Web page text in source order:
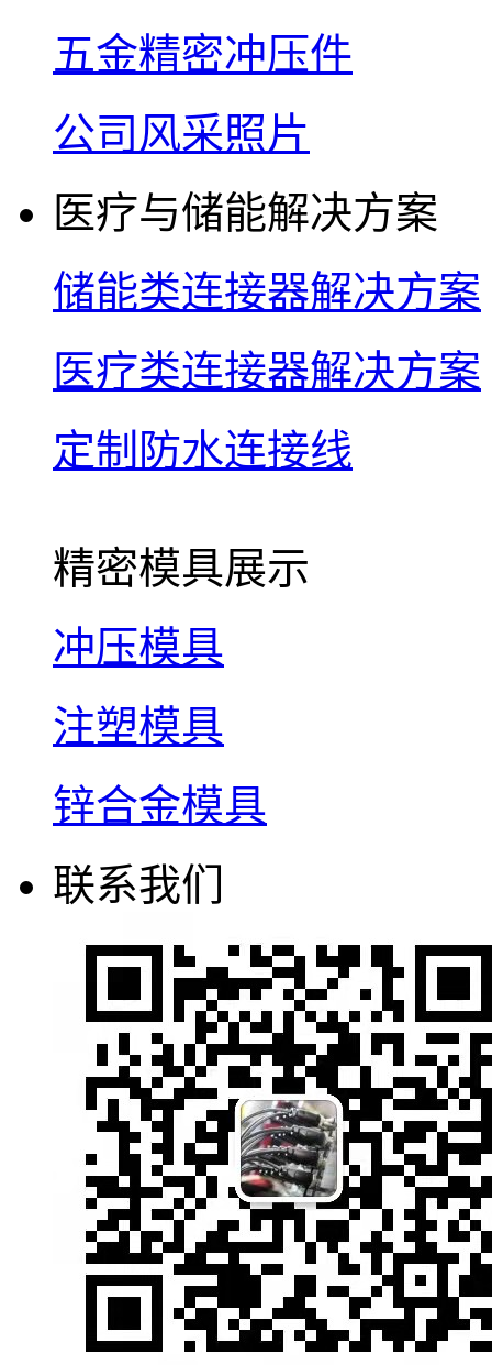
五金精密冲压件
公司风采照片
医疗与储能解决方案
储能类连接器解决方案
医疗类连接器解决方案
定制防水连接线
精密模具展示
冲压模具
注塑模具
锌合金模具
联系我们